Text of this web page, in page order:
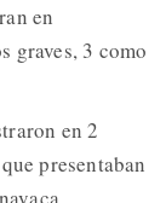
en
graves, 3 como
en 2
presentaban